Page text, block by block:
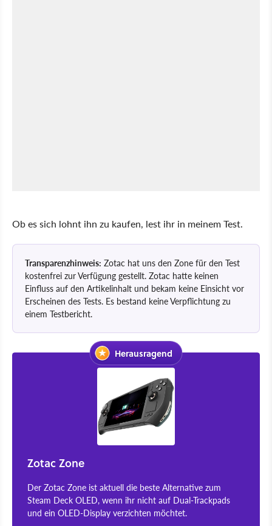
Ob es sich lohnt ihn zu kaufen, lest ihr in meinem Test.
Transparenzhinweis: Zotac hat uns den Zone für den Test
kostenfrei zur Verfügung gestellt. Zotac hatte keinen
Einfluss auf den Artikelinhalt und bekam keine Einsicht vor
Erscheinen des Tests. Es bestand keine Verpflichtung zu
einem Testbericht.
Herausragend
Zotac Zone
Der Zotac Zone ist aktuell die beste Alternative zum
Steam Deck OLED, wenn ihr nicht auf Dual-Trackpads
und ein OLED-Display verzichten möchtet.